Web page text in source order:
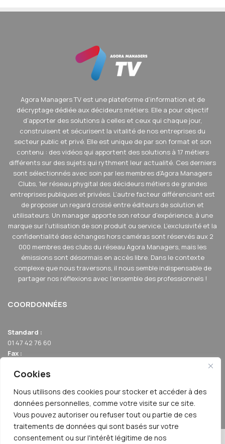
Cookies
Nous utilisons des cookies pour stocker et accéder à des
données personnelles, comme votre visite sur ce site.
Vous pouvez autoriser ou refuser tout ou partie de ces
traitements de données qui sont basés sur votre
consentement ou sur l'intérêt légitime de nos
Agora Managers TV est une plateforme d’information et de
décryptage dédiée aux décideurs métiers. Elle a pour objectif
d’apporter des solutions à celles et ceux qui chaque jour,
construisent et sécurisent la vitalité de nos entreprises du
secteur public et privé. Elle est unique de par son format et son
contenu : des vidéos qui apportent des solutions à 17 métiers
différents sur des sujets qui rythment leur actualité. Ces derniers
sont sélectionnés avec soin par les membres d’Agora Managers
Clubs, 1er réseau phygital des décideurs métiers de grandes
entreprises publiques et privées. L’autre facteur différenciant est
de proposer un regard croisé entre éditeurs de solution et
utilisateurs. Un manager apporte son retour d’expérience, à une
marque sur l’utilisation de son produit ou service. L’exclusivité et la
confidentialité des échanges hors caméras sont réservés aux 2
000 membres des clubs du réseau Agora Managers, mais les
émissions sont désormais en accès libre. Dans le contexte
complexe que nous traversons, il nous semble indispensable de
partager nos réflexions avec l'ensemble des professionnels !
COORDONNÉES
Standard :
01 47 42 76 60
Fax :
Email :
Adresse :
42 avenue de la Grande Armée 75017 PARIS